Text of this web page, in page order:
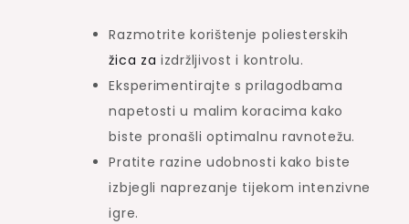
Razmotrite korištenje poliesterskih
žica za izdržljivost i kontrolu.
Eksperimentirajte s prilagodbama
napetosti u malim koracima kako
biste pronašli optimalnu ravnotežu.
Pratite razine udobnosti kako biste
izbjegli naprezanje tijekom intenzivne
igre.